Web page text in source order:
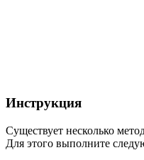
Инструкция
Существует несколько
Для этого выполните